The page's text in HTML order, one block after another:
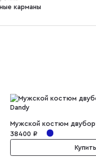
карманы
Мужской костюм
38400 ₽
Купить